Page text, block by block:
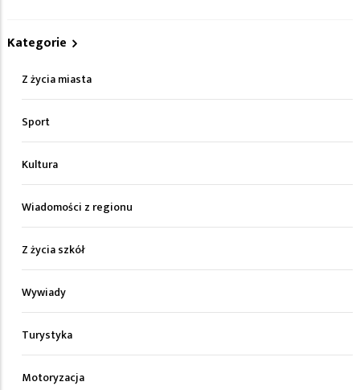
Kategorie
Z życia miasta
Sport
Kultura
Wiadomości z regionu
Z życia szkół
Wywiady
Turystyka
Motoryzacja